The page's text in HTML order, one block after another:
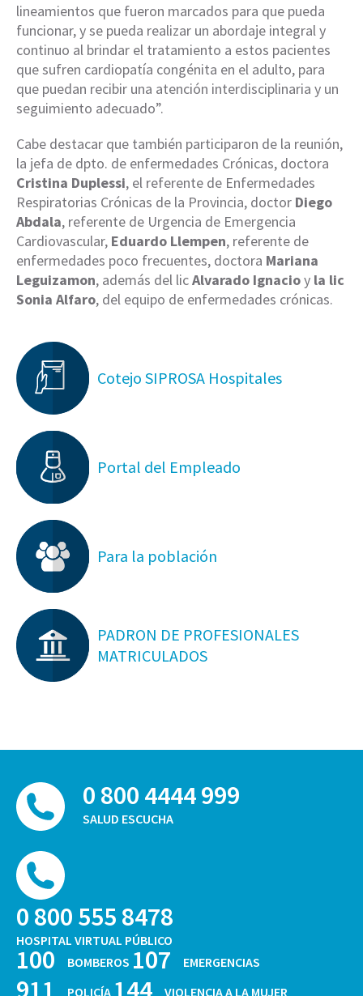
lineamientos que fueron marcados para que pueda
funcionar, y se pueda realizar un abordaje integral y
continuo al brindar el tratamiento a estos pacientes
que sufren cardiopatía congénita en el adulto, para
que puedan recibir una atención interdisciplinaria y un
seguimiento adecuado”.
Cabe destacar que también participaron de la reunión,
la jefa de dpto. de enfermedades Crónicas, doctora
Cristina Duplessi, el referente de Enfermedades
Respiratorias Crónicas de la Provincia, doctor Diego
Abdala, referente de Urgencia de Emergencia
Cardiovascular, Eduardo Llempen, referente de
enfermedades poco frecuentes, doctora Mariana
Leguizamon, además del licAlvarado Ignacioy la lic
Sonia Alfaro, del equipo de enfermedades crónicas.
Cotejo SIPROSA Hospitales
Portal del Empleado
Para la población
PADRON DE PROFESIONALES
MATRICULADOS
0 800 4444 999
SALUD ESCUCHA
0 800 555 8478
HOSPITAL VIRTUAL PÚBLICO
100 BOMBEROS 107 EMERGENCIAS
POLICÍA VIOLENCIA A LA MUJER